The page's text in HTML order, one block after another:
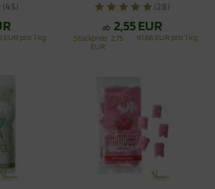
(45)
EUR pro 1 kg
(28)
ab 2,55 EUR
Stückpreis 2,75
EUR
91,66 EUR pro 1 kg